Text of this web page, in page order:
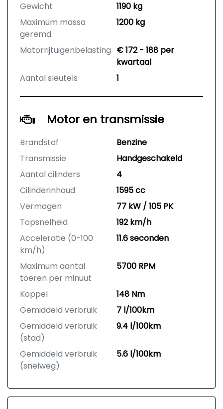
Gewicht
1190 kg
Maximum massa
geremd
1200 kg
Motorrijtuigenbelasting € 172 - 188 per
kwartaal
Aantal sleutels
1
Motor en transmissie
Brandstof
Benzine
Transmissie
Handgeschakeld
Aantal cilinders
4
Cilinderinhoud
1595 cc
Vermogen
77 kW / 105 PK
Topsnelheid
192 km/h
Acceleratie (0-100
km/h)
11.6 seconden
Maximum aantal
toeren per minuut
5700 RPM
Koppel
148 Nm
Gemiddeld verbruik
7 l/100km
Gemiddeld verbruik
(stad)
9.4 l/100km
Gemiddeld verbruik
(snelweg)
5.6 l/100km